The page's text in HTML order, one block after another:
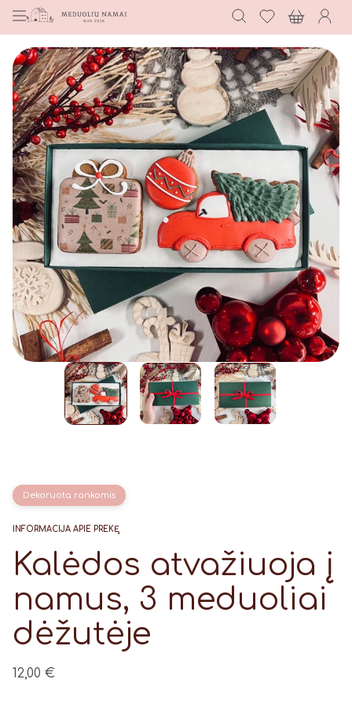
Dekoruota rankomis
INFORMACIJA APIE PREKĘ
Kalėdos atvažiuoja į
namus, 3 meduoliai
dėžutėje
12,00 €